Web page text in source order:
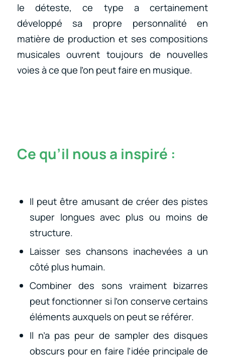
le déteste, ce type a certainement
développé sa propre personnalité en
matière de production et ses compositions
musicales ouvrent toujours de nouvelles
voies à ce que l’on peut faire en musique.
Ce qu’il nous a inspiré :
Il peut être amusant de créer des pistes
super longues avec plus ou moins de
structure.
Laisser ses chansons inachevées a un
côté plus humain.
Combiner des sons vraiment bizarres
peut fonctionner si l’on conserve certains
éléments auxquels on peut se référer.
Il n’a pas peur de sampler des disques
obscurs pour en faire l’idée principale de